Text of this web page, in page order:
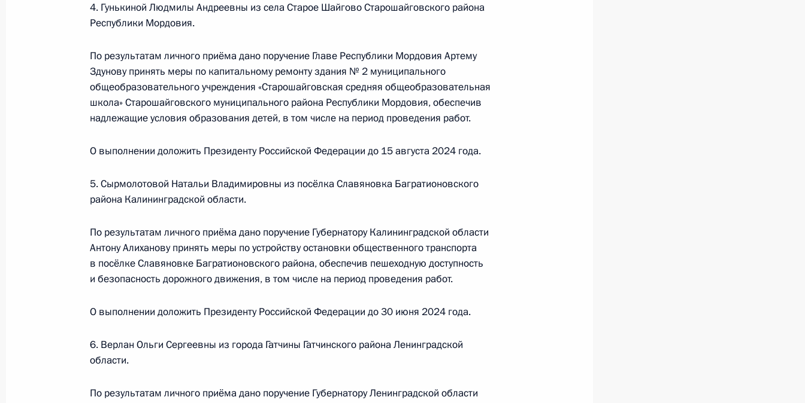
О ходе исполнения поручения, данного по итогам личного приёма в режиме видео-
конференц-связи жителя Республики Башкортостан, проведённого по поручению
Президента Российской Федерации помощником Президента Российской
Федерации в Приёмной Президента Российской Федерации по приёму граждан
4 декабря 2024 года, 16:31
Приняты меры по итогам личного приёма в режиме видео-конференц-связи жителя
Республики Башкортостан, проведённого по поручению Президента Российской
Федерации помощником Президента Российской Федерации Игорем Левитиным
в Приёмной Президента Российской Федерации по приёму граждан в Москве 28
жителя Республики Башкортостан, проведённого по поручению Президента
4. Гунькиной Людмилы Андреевны из села Старое Шайгово Старошайговского района
Республики Мордовия.
По результатам личного приёма дано поручение Главе Республики Мордовия Артему
Здунову принять меры по капитальному ремонту здания № 2 муниципального
общеобразовательного учреждения «Старошайговская средняя общеобразовательная
школа» Старошайговского муниципального района Республики Мордовия, обеспечив
надлежащие условия образования детей, в том числе на период проведения работ.
О выполнении доложить Президенту Российской Федерации до 15 августа 2024 года.
5. Сырмолотовой Натальи Владимировны из посёлка Славяновка Багратионовского
района Калининградской области.
По результатам личного приёма дано поручение Губернатору Калининградской области
Антону Алиханову принять меры по устройству остановки общественного транспорта
в посёлке Славяновке Багратионовского района, обеспечив пешеходную доступность
и безопасность дорожного движения, в том числе на период проведения работ.
О выполнении доложить Президенту Российской Федерации до 30 июня 2024 года.
6. Верлан Ольги Сергеевны из города Гатчины Гатчинского района Ленинградской
области.
По результатам личного приёма дано поручение Губернатору Ленинградской области